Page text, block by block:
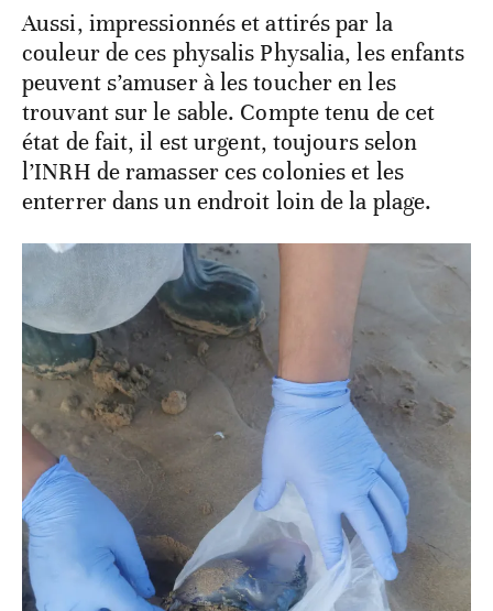
Aussi, impressionnés et attirés par la
couleur de ces physalis Physalia, les enfants
peuvent s’amuser à les toucher en les
trouvant sur le sable. Compte tenu de cet
état de fait, il est urgent, toujours selon
l’INRH de ramasser ces colonies et les
enterrer dans un endroit loin de la plage.